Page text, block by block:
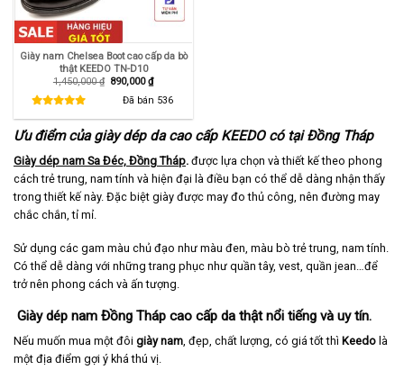
Giày nam Chelsea Boot cao cấp da bò
thật KEEDO TN-D10
1,450,000₫ Giá
1,450,000 ₫.
890,000₫Giá
hiện
tại
là:
890,000 ₫.
Đã bán 536
Ưu điểm của giày dép da cao cấp KEEDO có tại Đồng Tháp
Giày dép nam Sa Đéc, Đồng Tháp. được lựa chọn và thiết kế theo phong
cách trẻ trung, nam tính và hiện đại là điều bạn có thể dễ dàng nhận thấy
trong thiết kế này. Đặc biệt giày được may đo thủ công, nên đường may
chắc chắn, tỉ mỉ.
Sử dụng các gam màu chủ đạo như màu đen, màu bò trẻ trung, nam tính.
Có thể dễ dàng với những trang phục như quần tây, vest, quần jean…để
trở nên phong cách và ấn tượng.
Giày dép nam Đồng Tháp cao cấp da thật nổi tiếng và uy tín.
Nếu muốn mua một đôi giày nam , đẹp, chất lượng, có giá tốt thì Keedo là
một địa điểm gợi ý khá thú vị.